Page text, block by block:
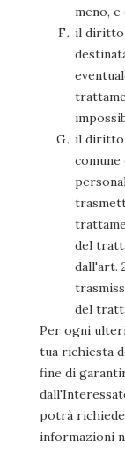
meno,
il diritto
il diritto
del
dall'art.
del
Per ogni
tua richiesta
fine di
potrà
informazioni